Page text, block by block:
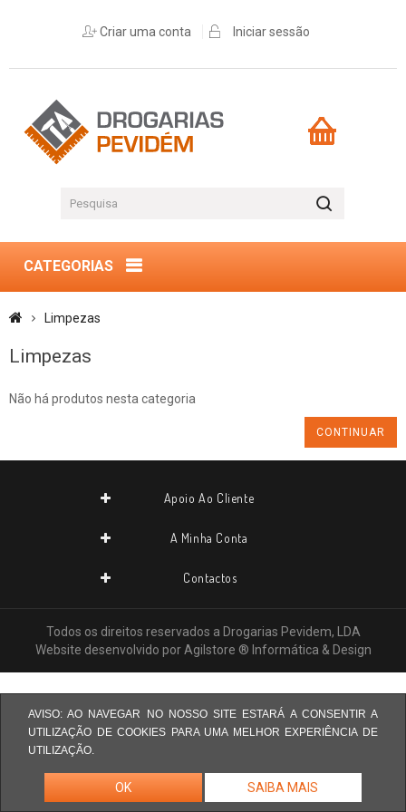
Criar uma conta Iniciar sessão
CATEGORIAS
Limpezas
Limpezas
Não há produtos nesta categoria
CONTINUAR
AVISO: AO NAVEGAR NO NOSSO SITE ESTARÁ A CONSENTIR A
UTILIZAÇÃO DE COOKIES PARA UMA MELHOR EXPERIÊNCIA DE
UTILIZAÇÃO.
OK SAIBA MAIS
Apoio Ao Cliente
A Minha Conta
Contactos
Todos os direitos reservados a Drogarias Pevidem, LDA
Website desenvolvido por Agilstore ® Informática & Design